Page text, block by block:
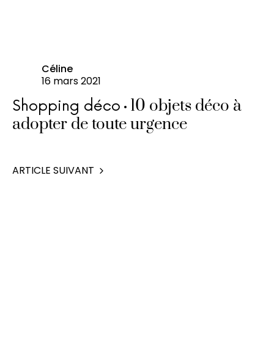
Céline
16 mars 2021
Shopping déco
10 objets déco à
adopter de toute urgence
ARTICLE SUIVANT